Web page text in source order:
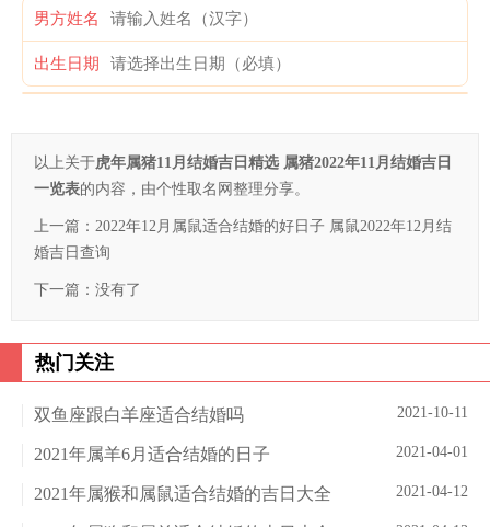
男方姓名
出生日期
以上关于虎年属猪11月结婚吉日精选 属猪2022年11月结婚吉日
一览表的内容，由个性取名网整理分享。
上一篇： 2022年12月属鼠适合结婚的好日子 属鼠2022年12月结
婚吉日查询
下一篇：没有了
热门关注
2021-10-11
双鱼座跟白羊座适合结婚吗
2021-04-01
2021年属羊6月适合结婚的日子
2021-04-12
2021年属猴和属鼠适合结婚的吉日大全